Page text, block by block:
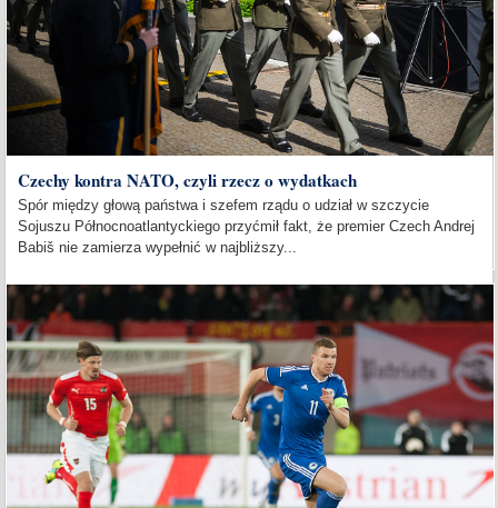
Czechy kontra NATO, czyli rzecz o wydatkach
Spór między głową państwa i szefem rządu o udział w szczycie
Sojuszu Północnoatlantyckiego przyćmił fakt, że premier Czech Andrej
Babiš nie zamierza wypełnić w najbliższy...